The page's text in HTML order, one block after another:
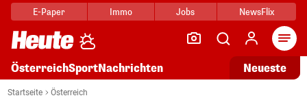
E-Paper Immo Jobs NewsFlix
ÖsterreichSportNachrichten Neueste
Startseite Österreich
1/7